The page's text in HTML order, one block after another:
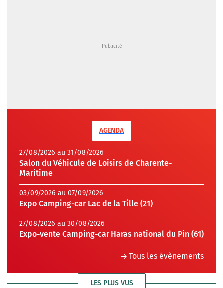
AGENDA
27/08/2026 au 31/08/2026
Salon du Véhicule de Loisirs de Charente-
Maritime
03/09/2026 au 07/09/2026
Expo Camping-car Lac de la Tille (21)
27/08/2026 au 30/08/2026
Expo-vente Camping-car Haras national du Pin (61)
Tous les évènements
LES PLUS VUS